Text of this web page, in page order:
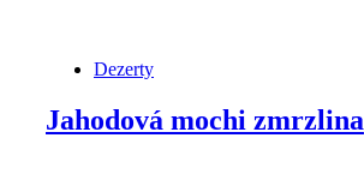
Dezerty
Jahodová mochi zmrzlina